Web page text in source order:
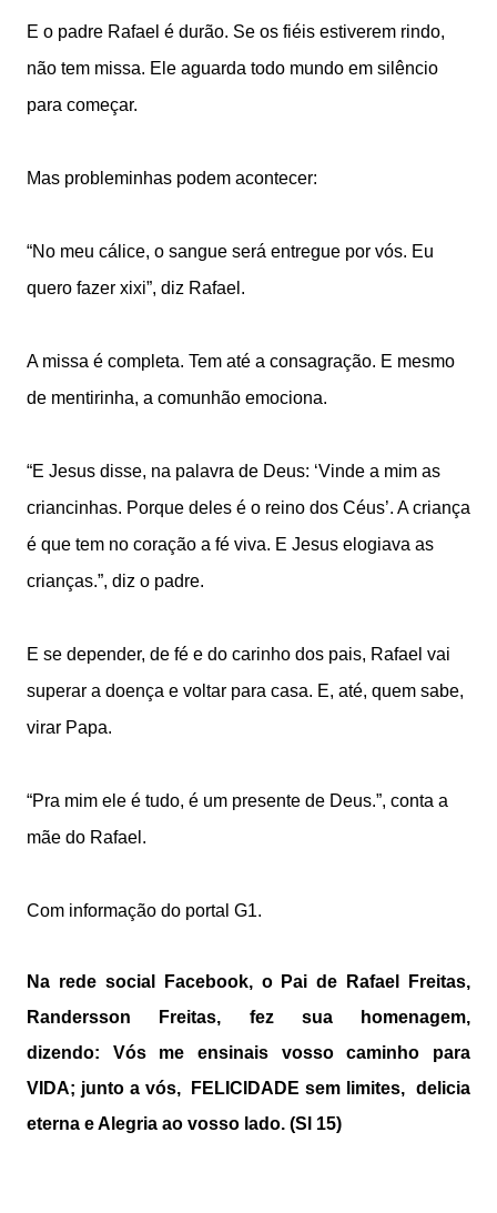
E o padre Rafael é durão. Se os fiéis estiverem rindo,
não tem missa. Ele aguarda todo mundo em silêncio
para começar.
Mas probleminhas podem acontecer:
“No meu cálice, o sangue será entregue por vós. Eu
quero fazer xixi”, diz Rafael.
A missa é completa. Tem até a consagração. E mesmo
de mentirinha, a comunhão emociona.
“E Jesus disse, na palavra de Deus: ‘Vinde a mim as
criancinhas. Porque deles é o reino dos Céus’. A criança
é que tem no coração a fé viva. E Jesus elogiava as
crianças.”, diz o padre.
E se depender, de fé e do carinho dos pais, Rafael vai
superar a doença e voltar para casa. E, até, quem sabe,
virar Papa.
“Pra mim ele é tudo, é um presente de Deus.”, conta a
mãe do Rafael.
Com informação do portal G1.
Na rede social Facebook, o Pai de Rafael Freitas,
Randersson Freitas, fez sua homenagem,
dizendo: Vós me ensinais vosso caminho para
VIDA; junto a vós, FELICIDADE sem limites, delicia
eterna e Alegria ao vosso lado. (Sl 15)